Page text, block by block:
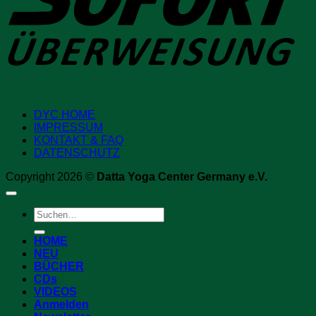
DYC HOME
IMPRESSUM
KONTAKT & FAQ
DATENSCHUTZ
Copyright 2026 © Datta Yoga Center Germany e.V.
Suchen
nach:
HOME
NEU
BÜCHER
CDs
VIDEOS
Anmelden